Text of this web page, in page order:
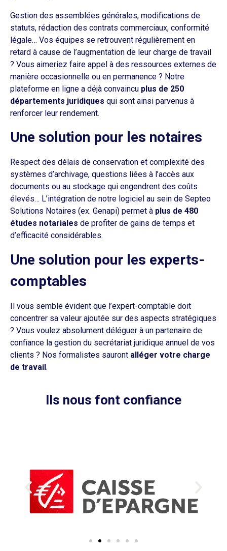
Gestion des assemblées générales, modifications de
statuts, rédaction des contrats commerciaux, conformité
légale… Vos équipes se retrouvent régulièrement en
retard à cause de l’augmentation de leur charge de travail
? Vous aimeriez faire appel à des ressources externes de
manière occasionnelle ou en permanence ? Notre
plateforme en ligne a déjà convaincu plus de 250
départements juridiques qui sont ainsi parvenus à
renforcer leur rendement.
Une solution pour les notaires
Respect des délais de conservation et complexité des
systèmes d’archivage, questions liées à l’accès aux
documents ou au stockage qui engendrent des coûts
élevés… L’intégration de notre logiciel au sein de Septeo
Solutions Notaires (ex. Genapi) permet à plus de 480
études notariales de profiter de gains de temps et
d’efficacité considérables.
Une solution pour les experts-
comptables
Il vous semble évident que l’expert-comptable doit
concentrer sa valeur ajoutée sur des aspects stratégiques
? Vous voulez absolument déléguer à un partenaire de
confiance la gestion du secrétariat juridique annuel de vos
clients ? Nos formalistes sauront alléger votre charge
de travail.
Ils nous font confiance